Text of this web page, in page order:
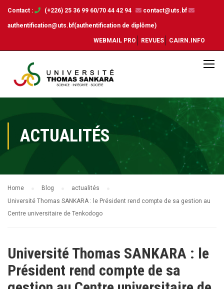
Contact : (+226) 25 36 99 60/70 44 42 94 contact@uts.bf
authentification@uts.bf(authentification de diplôme)
WEBMAIL PRO REVUES CAIRN.INFO
ACTUALITÉS
Home Blog
actualités
Université Thomas SANKARA : le Président rend compte de sa gestion au
Centre universitaire de Tenkodogo
Université Thomas SANKARA : le
Président rend compte de sa